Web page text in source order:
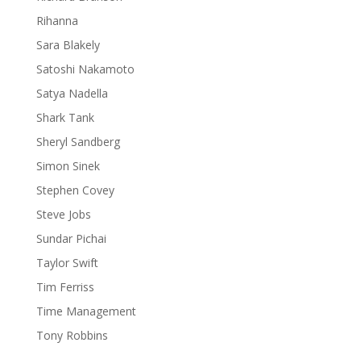
Rihanna
Sara Blakely
Satoshi Nakamoto
Satya Nadella
Shark Tank
Sheryl Sandberg
Simon Sinek
Stephen Covey
Steve Jobs
Sundar Pichai
Taylor Swift
Tim Ferriss
Time Management
Tony Robbins